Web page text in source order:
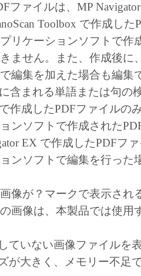
用する目的で本ソフトウ
許諾します。
本ソフトウェアの全部ま
ス・エンジニアリング、
ル等することはできませ
ヤノンマーケティングジ
のライセンサーは、本ソ
目的のために適当である
、または本ソフトウェア
ソフトウェアに関してい
ヤノンマーケティングジ
のライセンサーは、本ソ
関連して生ずる直接的ま
ついて、いかなる場合に
ん。
ファイルは、MP
Toolbox で作成し
リケーションソフトで作
ません。また、作成後に
編集を加えた場合も編集
含まれる単語または句の
作成したPDFファイルの
ンソフトで作成された
EX で作成したPDFフ
ンソフトで編集を行った
像が？マークで表示され
画像は、本製品では使用
ていない画像ファイルを
が大きく、メモリー不足